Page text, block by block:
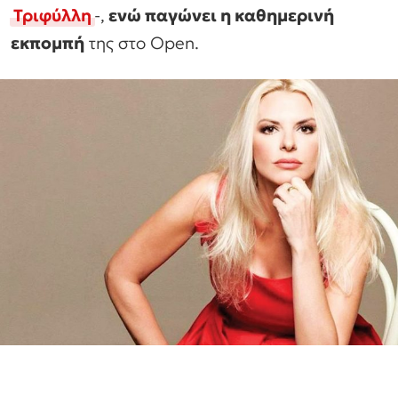
Τριφύλλη-, ενώ παγώνει η καθημερινή
εκπομπή της στο Οpen.